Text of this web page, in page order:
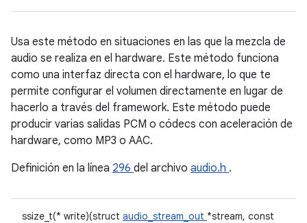
Usa este método en situaciones en las que la mezcla de
audio se realiza en el hardware. Este método funciona
como una interfaz directa con el hardware, lo que te
permite configurar el volumen directamente en lugar de
hacerlo a través del framework. Este método puede
producir varias salidas PCM o códecs con aceleración de
hardware, como MP3 o AAC.
Definición en la línea 296 del archivo audio.h .
ssize_t(* write)(struct audio_stream_out *stream, const